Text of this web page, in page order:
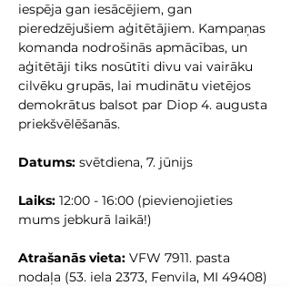
iespēja gan iesācējiem, gan
pieredzējušiem aģitētājiem. Kampaņas
komanda nodrošinās apmācības, un
aģitētāji tiks nosūtīti divu vai vairāku
cilvēku grupās, lai mudinātu vietējos
demokrātus balsot par Diop 4. augusta
priekšvēlēšanās.
Datums: svētdiena, 7. jūnijs
Laiks: 12:00 - 16:00 (pievienojieties
mums jebkurā laikā!)
Atrašanās vieta: VFW 7911. pasta
nodaļa (53. iela 2373, Fenvila, MI 49408)